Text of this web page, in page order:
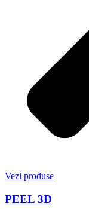
Vezi produse
PEEL 3D